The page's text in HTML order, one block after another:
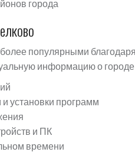
города
популярными
информацию о
установки программ
и ПК
времени